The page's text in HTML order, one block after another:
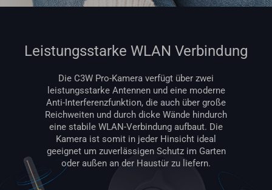
Leistungsstarke WLAN Verbindung
Die C3W Pro-Kamera verfügt über zwei
leistungsstarke Antennen und eine moderne
Anti-Interferenzfunktion, die auch über große
Reichweiten und durch dicke Wände hindurch
eine stabile WLAN-Verbindung aufbaut. Die
Kamera ist somit in jeder Hinsicht ideal
geeignet um zuverlässigen Schutz im Garten
oder außen an der Haustür zu liefern.